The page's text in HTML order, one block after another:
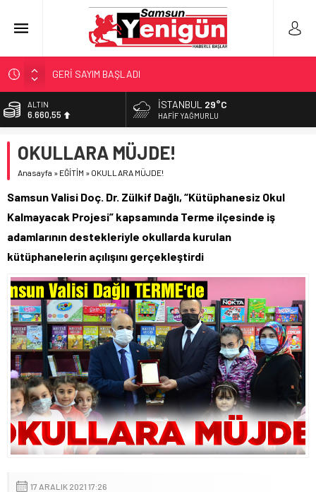
GERİ SAYIM BAŞLADI
SAMSUNSPOR’DA HEDEF 5’İNCİLİK!
‘BAFRA’YA YATIRIM YAPIN!’
YÖNETİCİ SEÇERKEN YAPILAN EN BÜYÜK HATALAR
ALTIN
6.660,55
13.779,39
DOLAR
55,1881
İSTANBUL 29°C
HAFIF YAĞMURLU
OKULLARA MÜJDE!
Anasayfa » EĞİTİM » OKULLARA MÜJDE!
Samsun Valisi Doç. Dr. Zülkif Dağlı, “Kütüphanesiz Okul
Kalmayacak Projesi” kapsamında Terme ilçesinde iş
adamlarının destekleriyle okullarda kurulan
kütüphanelerin açılışını gerçekleştirdi
17 ARALIK 2021 17:26